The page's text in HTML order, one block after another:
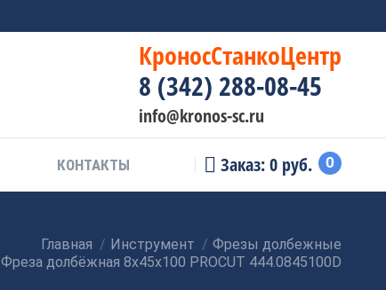
КроносСтанкоЦентр
8 (342) 288-08-45
info@kronos-sc.ru
КОНТАКТЫ Заказ:0 руб. 0
Главная Инструмент
Фрезы долбежные
Фреза долбёжная 8x45x100 PROCUT 444.0845100D